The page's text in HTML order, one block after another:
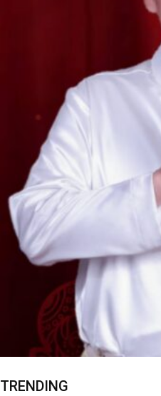
TRENDING